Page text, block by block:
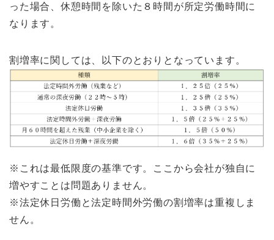
った場合、休憩時間を除いた８時間が所定労働時間に
なります。
割増率に関しては、以下のとおりとなっています。
※これは最低限度の基準です。ここから会社が独自に
増やすことは問題ありません。
※法定休日労働と法定時間外労働の割増率は重複しま
せん。